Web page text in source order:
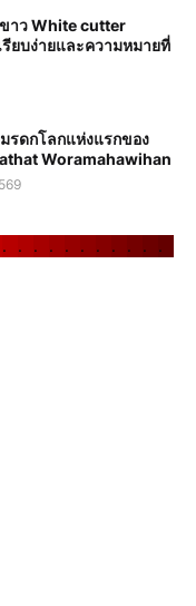
าว White cutter
ยบง่ายและความหมายที่
รดกโลกแห่งแรกของ
Woramahawihan
. . . . . . . . . . .